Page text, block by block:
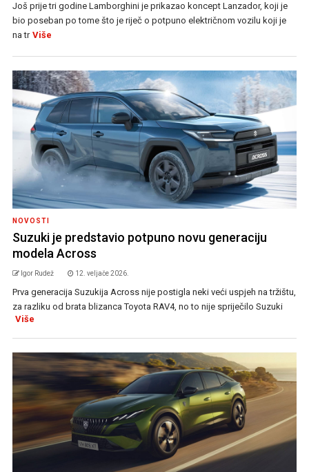
Još prije tri godine Lamborghini je prikazao koncept Lanzador, koji je
bio poseban po tome što je riječ o potpuno električnom vozilu koji je
na tr Više
NOVOSTI
Suzuki je predstavio potpuno novu generaciju
modela Across
Igor Rudež 12. veljače 2026.
Prva generacija Suzukija Across nije postigla neki veći uspjeh na tržištu,
za razliku od brata blizanca Toyota RAV4, no to nije spriječilo Suzuki
Više